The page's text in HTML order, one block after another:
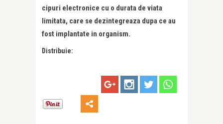
cipuri electronice cu o durata de viata
limitata, care se dezintegreaza dupa ce au
fost implantate in organism.
Distribuie: